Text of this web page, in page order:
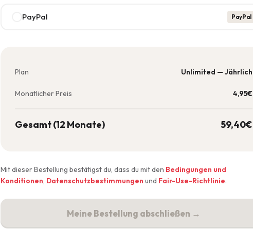
PayPal PayPal
Plan Unlimited — Jährlich
Monatlicher Preis 4,95€
Gesamt (12 Monate) 59,40€
Mit dieser Bestellung bestätigst du, dass du mit den Bedingungen und
Konditionen, Datenschutzbestimmungen und Fair-Use-Richtlinie.
Meine Bestellung abschließen →